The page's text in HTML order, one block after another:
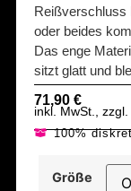
Reißverschluss
oder beides
Das enge
sitzt glatt und
71,90 €
inkl. MwSt.,
100%
Größe